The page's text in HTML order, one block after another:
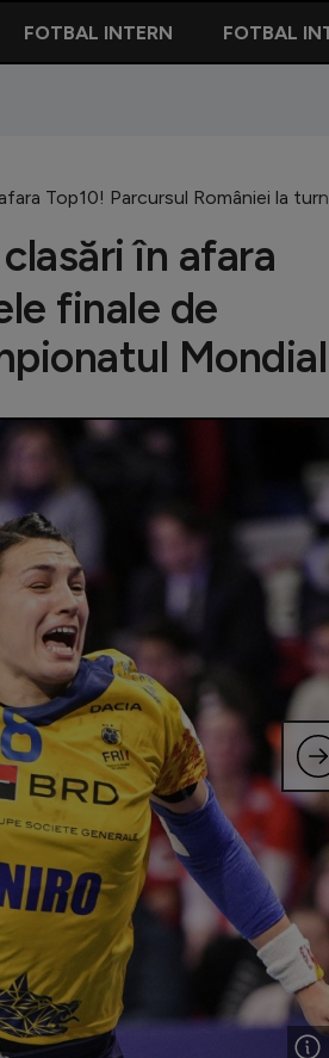
FOTBAL INTERN FOTBAL
Top10! Parcursul României la
în afara
finale de
Mondial